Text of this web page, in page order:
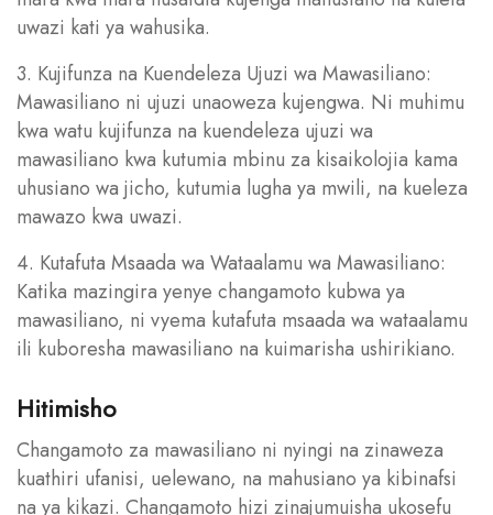
uwazi kati ya wahusika.
3. Kujifunza na Kuendeleza Ujuzi wa Mawasiliano:
Mawasiliano ni ujuzi unaoweza kujengwa. Ni muhimu
kwa watu kujifunza na kuendeleza ujuzi wa
mawasiliano kwa kutumia mbinu za kisaikolojia kama
uhusiano wa jicho, kutumia lugha ya mwili, na kueleza
mawazo kwa uwazi.
4. Kutafuta Msaada wa Wataalamu wa Mawasiliano:
Katika mazingira yenye changamoto kubwa ya
mawasiliano, ni vyema kutafuta msaada wa wataalamu
ili kuboresha mawasiliano na kuimarisha ushirikiano.
Hitimisho
Changamoto za mawasiliano ni nyingi na zinaweza
kuathiri ufanisi, uelewano, na mahusiano ya kibinafsi
na ya kikazi. Changamoto hizi zinajumuisha ukosefu